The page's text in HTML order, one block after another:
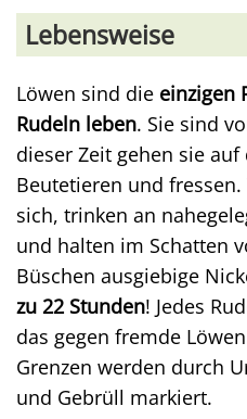
Lebensweise
Löwen sind die einzigen
Rudeln leben. Sie sind
dieser Zeit gehen sie auf
Beutetieren und
sich, trinken an
und halten im Schatten
Büschen ausgiebige
zu 22 Stunden! Jedes
das gegen fremde
Grenzen werden durch
und Gebrüll markiert.